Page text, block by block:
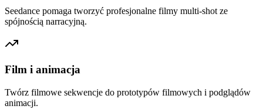
Seedance pomaga tworzyć profesjonalne filmy multi-shot ze
spójnością narracyjną.
Film i animacja
Twórz filmowe sekwencje do prototypów filmowych i podglądów
animacji.